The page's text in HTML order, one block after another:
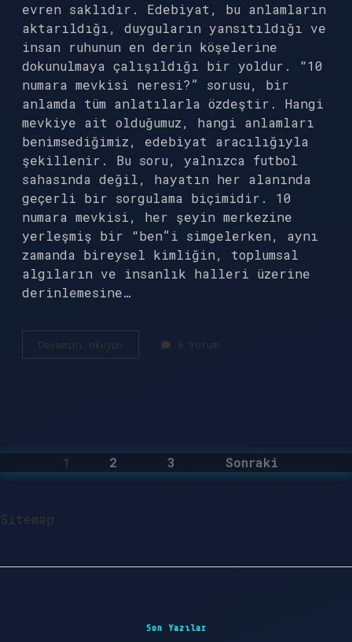
evren saklıdır. Edebiyat, bu anlamların
aktarıldığı, duyguların yansıtıldığı ve
insan ruhunun en derin köşelerine
dokunulmaya çalışıldığı bir yoldur. “10
numara mevkisi neresi?” sorusu, bir
anlamda tüm anlatılarla özdeştir. Hangi
mevkiye ait olduğumuz, hangi anlamları
benimsediğimiz, edebiyat aracılığıyla
şekillenir. Bu soru, yalnızca futbol
sahasında değil, hayatın her alanında
geçerli bir sorgulama biçimidir. 10
numara mevkisi, her şeyin merkezine
yerleşmiş bir “ben”i simgelerken, aynı
zamanda bireysel kimliğin, toplumsal
algıların ve insanlık halleri üzerine
derinlemesine…
Devamını okuyun
numara
6 Yorum
Yazı
1 2 3 Sonraki
Sitemap
Son Yazılar